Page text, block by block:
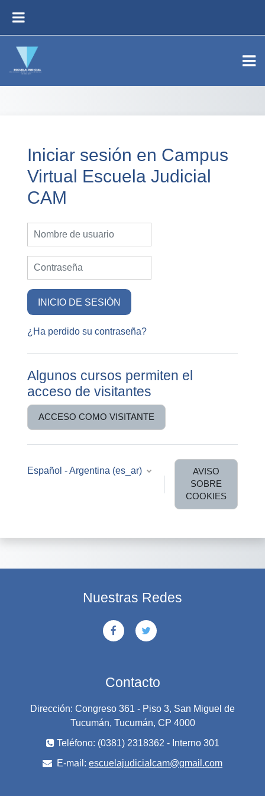
Iniciar sesión en Campus
Virtual Escuela Judicial
CAM
Nombre de usuario
Contraseña
INICIO DE SESIÓN
¿Ha perdido su contraseña?
Algunos cursos permiten el
acceso de visitantes
ACCESO COMO VISITANTE
Español - Argentina ‎(es_ar)‎
AVISO
SOBRE
COOKIES
Nuestras Redes
Contacto
Dirección: Congreso 361 - Piso 3, San Miguel de
Tucumán, Tucumán, CP 4000
Teléfono: (0381) 2318362 - Interno 301
E-mail: escuelajudicialcam@gmail.com